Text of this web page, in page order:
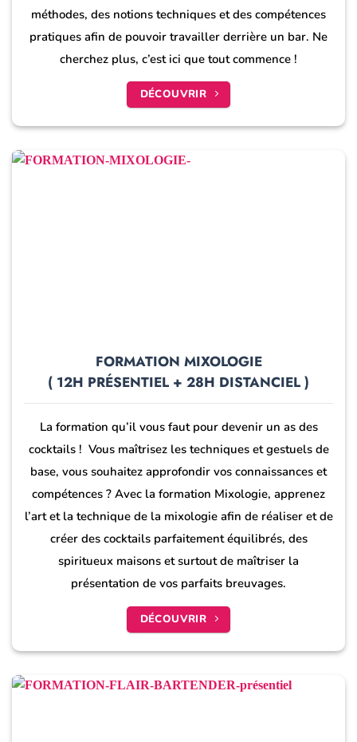
méthodes, des notions techniques et des compétences
pratiques afin de pouvoir travailler derrière un bar. Ne
cherchez plus, c’est ici que tout commence !
DÉCOUVRIR
FORMATION MIXOLOGIE
( 12H PRÉSENTIEL + 28H DISTANCIEL )
La formation qu’il vous faut pour devenir un as des
cocktails ! Vous maîtrisez les techniques et gestuels de
base, vous souhaitez approfondir vos connaissances et
compétences ? Avec la formation Mixologie, apprenez
l’art et la technique de la mixologie afin de réaliser et de
créer des cocktails parfaitement équilibrés, des
spiritueux maisons et surtout de maîtriser la
présentation de vos parfaits breuvages.
DÉCOUVRIR